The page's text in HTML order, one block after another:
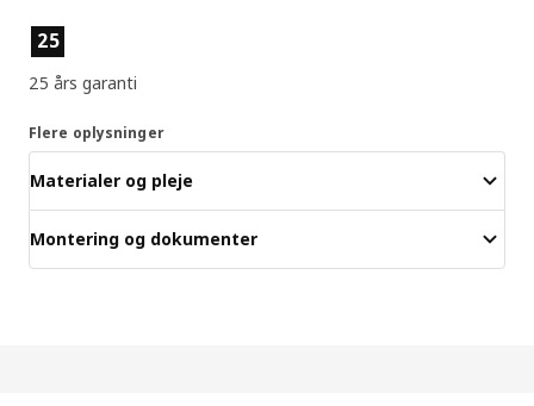
Produktfunktioner
25
25 års garanti
Flere oplysninger
Materialer og pleje
Montering og dokumenter